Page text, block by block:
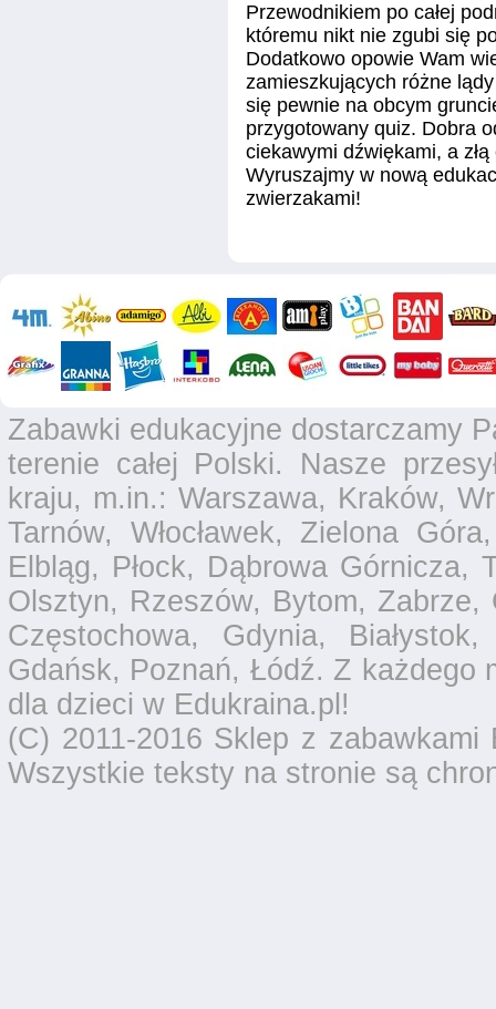
Przewodnikiem po całej
któremu nikt nie zgubi się
Dodatkowo opowie Wam
zamieszkujących różne
się pewnie na obcym
przygotowany quiz. Dobra
ciekawymi dźwiękami, a
Wyruszajmy w nową
zwierzakami!
Zabawki edukacyjne dostarczamy
terenie całej Polski. Nasze
kraju, m.in.: Warszawa, Kraków,
Tarnów, Włocławek, Zielona
Elbląg, Płock, Dąbrowa Górnicza,
Olsztyn, Rzeszów, Bytom,
Częstochowa, Gdynia,
Gdańsk, Poznań, Łódź. Z każdego
dla dzieci w Edukraina.pl!
(C) 2011-2016 Sklep z
Wszystkie teksty na stronie są